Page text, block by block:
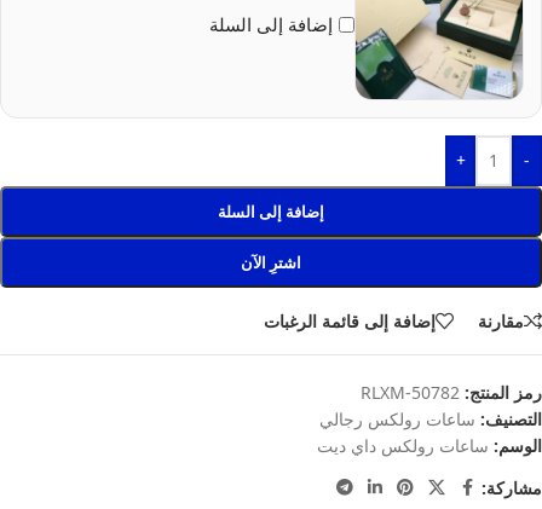
إضافة إلى السلة
-
+
إضافة إلى السلة
اشترِ الآن
مقارنة إضافة إلى قائمة الرغبات
رمز المنتج: RLXM-50782
التصنيف: ساعات رولكس رجالي
الوسم: ساعات رولكس داي ديت
مشاركة: